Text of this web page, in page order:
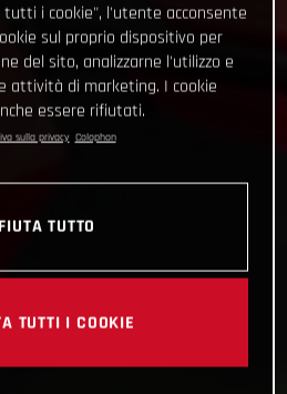
tutti i cookie", l'utente acconsente
sul proprio dispositivo per
del sito, analizzarne l'utilizzo e
attività di marketing. I cookie
essere rifiutati.
sulla privacy Colophon
TUTTO
TUTTI I COOKIE